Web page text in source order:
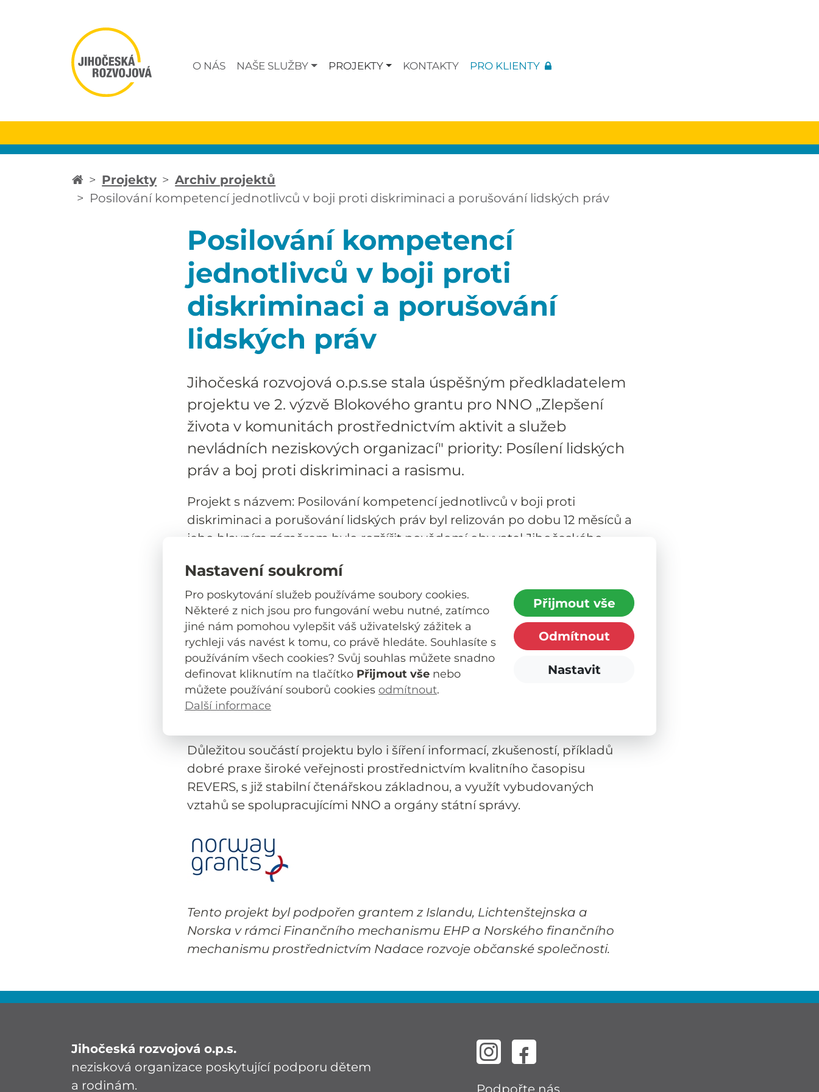
Nastavení soukromí
Pro poskytování služeb používáme soubory cookies.
Některé z nich jsou pro fungování webu nutné, zatímco
jiné nám pomohou vylepšit váš uživatelský zážitek a
rychleji vás navést k tomu, co právě hledáte. Souhlasíte s
používáním všech cookies? Svůj souhlas můžete snadno
definovat kliknutím na tlačítko Přijmout vše nebo
můžete používání souborů cookies odmítnout.
Další informace
Přijmout vše
Odmítnout
Nastavit
O NÁS NAŠE SLUŽBY PROJEKTY KONTAKTY PRO KLIENTY
Projekty
Archiv projektů
Posilování kompetencí jednotlivců v boji proti diskriminaci a porušování lidských práv
Posilování kompetencí
jednotlivců v boji proti
diskriminaci a porušování
lidských práv
Jihočeská rozvojová o.p.s.se stala úspěšným předkladatelem
projektu ve 2. výzvě Blokového grantu pro NNO „Zlepšení
života v komunitách prostřednictvím aktivit a služeb
nevládních neziskových organizací" priority: Posílení lidských
práv a boj proti diskriminaci a rasismu.
Projekt s názvem: Posilování kompetencí jednotlivců v boji proti
diskriminaci a porušování lidských práv byl relizován po dobu 12 měsíců a
jeho hlavním záměrem bylo rozšířit povědomí obyvatel Jihočeského
souvisejících sociálně patologických jevů. Smyslem je individuálně a
cíleně prosazovat znalost práv a povinností těch občanů, kteří se přímo
setkali s projevy diskriminace nebo jsou těmito jevy ohroženi. Záměr byl
realizován poskytováním právního poradenství a mediace 50 osobám a
průběžným poskytováním občanského poradenství alespoň 400
osobám. Filosofií projektu bylo doplnit stávající - dobře fungující - systém
občanského poradenství o služby bezplatného právního poradenství a
mediaci, které by měly komplexně uzavřít možné spektrum variant
Důležitou součástí projektu bylo i šíření informací, zkušeností, příkladů
dobré praxe široké veřejnosti prostřednictvím kvalitního časopisu
REVERS, s již stabilní čtenářskou základnou, a využít vybudovaných
vztahů se spolupracujícími NNO a orgány státní správy.
Tento projekt byl podpořen grantem z Islandu, Lichtenštejnska a
Norska v rámci Finančního mechanismu EHP a Norského finančního
mechanismu prostřednictvím Nadace rozvoje občanské společnosti.
Jihočeská rozvojová o.p.s.
nezisková organizace poskytující podporu dětem
a rodinám.
Podpořte nás